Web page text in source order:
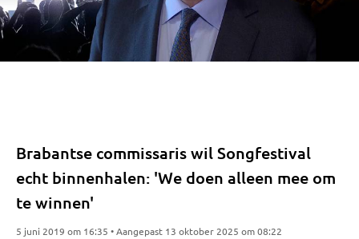
Brabantse commissaris wil Songfestival
echt binnenhalen: 'We doen alleen mee om
te winnen'
5 juni 2019 om 16:35 • Aangepast 13 oktober 2025 om 08:22